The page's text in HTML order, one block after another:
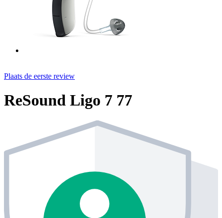
Plaats de eerste review
ReSound Ligo 7 77